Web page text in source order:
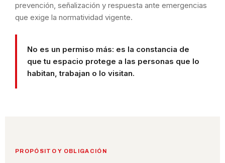
prevención, señalización y respuesta ante emergencias
que exige la normatividad vigente.
No es un permiso más: es la constancia de
que tu espacio protege a las personas que lo
habitan, trabajan o lo visitan.
PROPÓSITO Y OBLIGACIÓN